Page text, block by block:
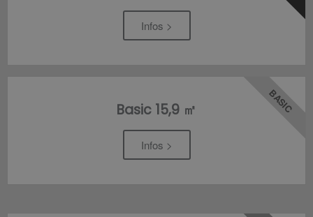
Infos >
Basic 15,9 ㎡
Infos >
BASIC